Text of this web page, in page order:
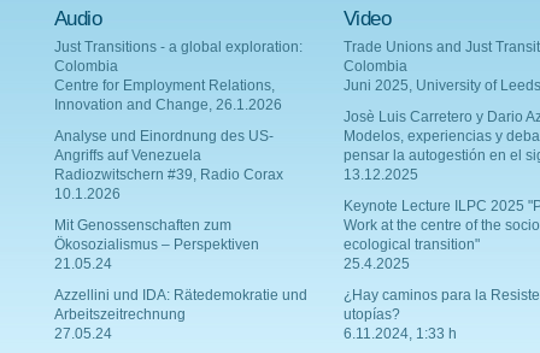
Audio
Just Transitions - a global exploration:
Colombia
Centre for Employment Relations,
Innovation and Change, 26.1.2026
Analyse und Einordnung des US-
Angriffs auf Venezuela
Radiozwitschern #39, Radio Corax
10.1.2026
Mit Genossenschaften zum
Ökosozialismus – Perspektiven
21.05.24
Azzellini und IDA: Rätedemokratie und
Arbeitszeitrechnung
27.05.24
Video
Trade Unions and Just
Colombia
Juni 2025, University of Leeds
Josè Luis Carretero y Dario
Modelos, experiencias y
pensar la autogestión en el
13.12.2025
Keynote Lecture ILPC 2025
Work at the centre of the
ecological transition"
25.4.2025
¿Hay caminos para la
utopías?
6.11.2024, 1:33 h